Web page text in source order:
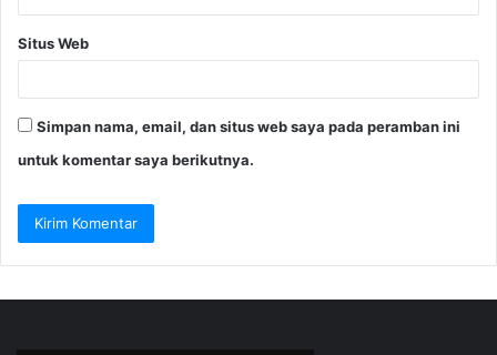
Situs Web
Simpan nama, email, dan situs web saya pada peramban ini
untuk komentar saya berikutnya.